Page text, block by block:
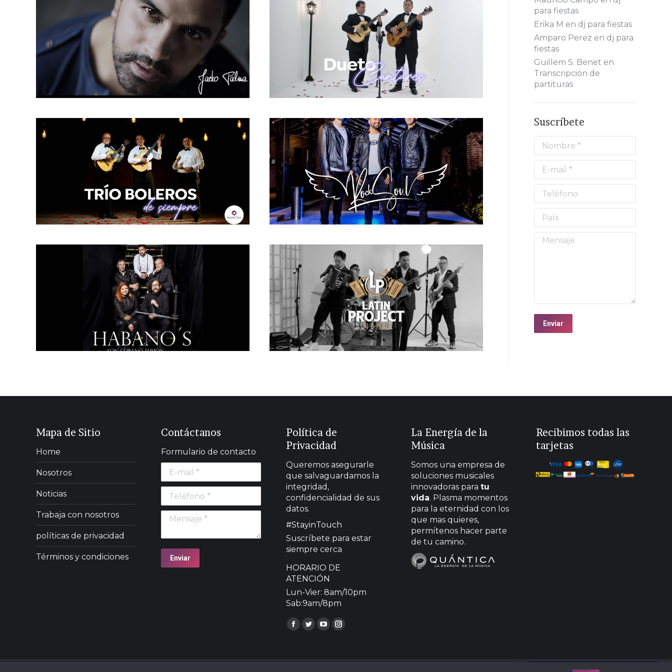
Jacko Palma
Cantante Compositor,Duetos Guitarrista
Pianista,Pop ,Trío
Dueto Cuerdas
Cantante,Duetos,Guitarrista Vallenato
Trío boleros de siempre
Cantante,Guitarrista, Trío,Vallenato
Rock Souls
Cantante,Guitarrista,Pop,Rock en español
Habano´s
,Guitarrista ,Son Cubano
Latin Project
Cantante Guitarrista,Pop,Reggaeton,
Rock en
español,Vallenato
para fiestas
Erika M en dj para fiestas
Amparo Perez en dj para
fiestas
Guillem S. Benet en
Transcripción de
partituras
Suscríbete
Nombre *
E-mail *
Teléfono
País
Mensaje
Enviar
Mapa de Sitio
Home
Nosotros
Noticias
Trabaja con nosotros
políticas de privacidad
Términos y condiciones
Contáctanos
Formulario de contacto
E-mail *
Teléfono *
Mensaje *
Enviar
Política de
Privacidad
Queremos asegurarle
que salvaguardamos la
integridad,
confidencialidad de sus
datos.
#StayinTouch
Suscríbete para estar
siempre cerca
HORARIO DE
ATENCIÓN
Lun-Vier: 8am/10pm
Sab:9am/8pm
Encuéntranos en:
Facebook
TwitterYouTube
Instagram
La Energía de la
Música
Somos una empresa de
soluciones musicales
innovadoras para tu
vida. Plasma momentos
para la eternidad con los
que mas quieres,
permítenos hacer parte
de tu camino.
Recibimos todas las
tarjetas